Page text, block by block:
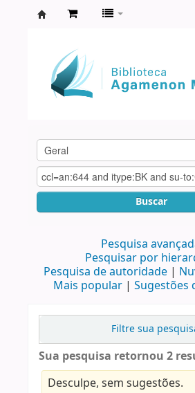
Agamenon
Magalhães
Buscar
Pesquisa
Pesquisar por
Pesquisa de autoridade
Mais popular
Sugestões
Filtre sua
Sua pesquisa retornou 2
Desculpe, sem sugestões.